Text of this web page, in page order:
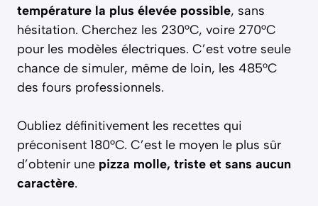
température la plus élevée possible, sans
hésitation. Cherchez les 230°C, voire 270°C
pour les modèles électriques. C’est votre seule
chance de simuler, même de loin, les 485°C
des fours professionnels.
Oubliez définitivement les recettes qui
préconisent 180°C. C’est le moyen le plus sûr
d’obtenir une pizza molle, triste et sans aucun
caractère.